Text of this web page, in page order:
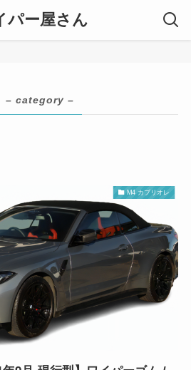
パー屋さん
– category –
M4 カブリオレ